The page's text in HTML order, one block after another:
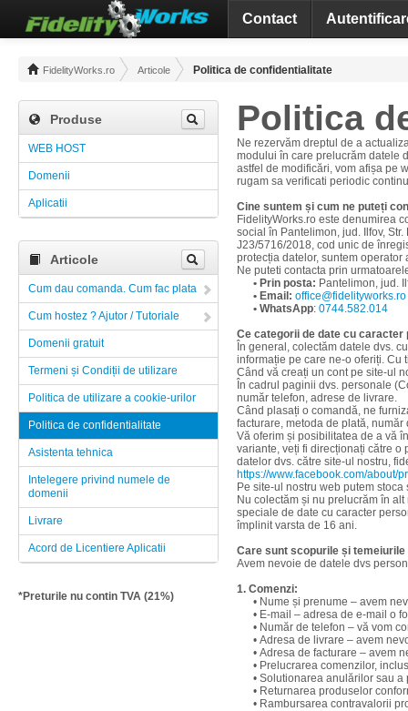
Contact
FidelityWorks.ro Articole Politica de confidentialitate
Produse
WEB HOST
Domenii
Aplicatii
Articole
Cum dau comanda. Cum fac plata
Cum hostez ? Ajutor / Tutoriale
Domenii gratuit
Termeni și Condiții de utilizare
Politica de utilizare a cookie-urilor
Politica de confidentialitate
Asistenta tehnica
Intelegere privind numele de
domenii
Livrare
Acord de Licentiere Aplicatii
*Preturile nu contin TVA (21%)
Politica
Ne rezervăm dreptul de a
modului în care prelucrăm datele
astfel de modificări, vom afișa pe
rugam sa verificati periodic
Cine suntem și cum ne puteți
FidelityWorks.ro este denumirea
social în Pantelimon, jud. Ilfov,
J23/5716/2018, cod unic de
protecția datelor, suntem
Ne puteti contacta prin
• Prin posta: Pantelimon, jud.
• Email: office@fidelityworks.ro
• WhatsApp: 0744.582.014
Ce categorii de date cu
În general, colectăm datele dvs.
informație pe care ne-o oferiți. Cu
Când vă creați un cont pe site-ul
În cadrul paginii dvs. personale
număr telefon, adrese de livrare.
Când plasați o comandă, ne
facturare, metoda de plată, număr
Vă oferim și posibilitatea de a vă
variante, veți fi direcționați către o
datelor dvs. către site-ul nostru,
https://www.facebook.com/about/
Pe site-ul nostru web putem
Nu colectăm și nu prelucrăm în
speciale de date cu caracter
împlinit varsta de 16 ani.
Care sunt scopurile și
Avem nevoie de datele dvs
1. Comenzi:
• Nume și prenume – avem
• E-mail – adresa de e-mail o
• Număr de telefon – vă vom
• Adresa de livrare – avem
• Adresa de facturare – avem
• Prelucrarea comenzilor,
• Solutionarea anulărilor sau a
• Returnarea produselor
• Rambursarea contravalorii